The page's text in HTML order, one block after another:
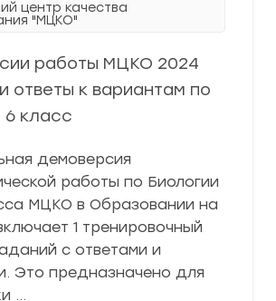
центр качества
"МЦКО"
работы МЦКО 2024
ответы к вариантам по
6 класс
демоверсия
работы по Биологии
МЦКО в Образовании на
1 тренировочный
с ответами и
Это предназначено для
…